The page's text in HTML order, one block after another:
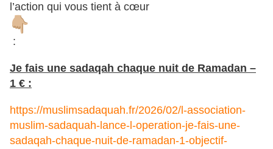
l’action qui vous tient à cœur
:
Je fais une sadaqah chaque nuit de Ramadan –
1 € :
https://muslimsadaquah.fr/2026/02/l-association-
muslim-sadaquah-lance-l-operation-je-fais-une-
sadaqah-chaque-nuit-de-ramadan-1-objectif-